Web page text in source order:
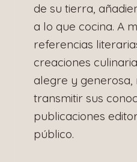
de su tierra,
a lo que cocina. A
referencias
creaciones
alegre y generosa,
transmitir sus
publicaciones
público.